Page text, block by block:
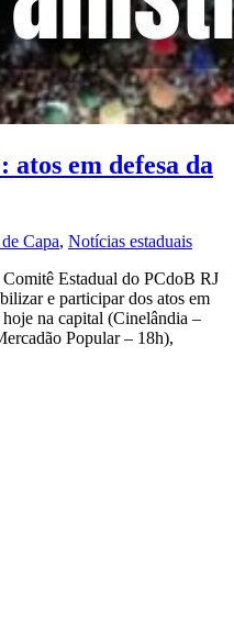
em defesa da
Capa, Notícias estaduais
Estadual do PCdoB RJ
e participar dos atos em
na capital (Cinelândia –
Popular – 18h),